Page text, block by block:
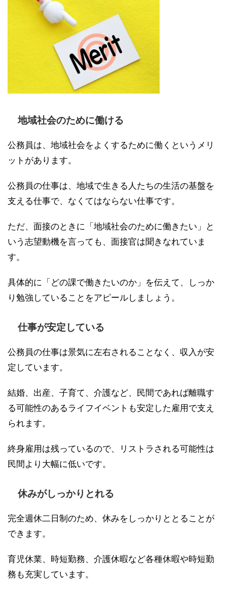
地域社会のために働ける
公務員は、地域社会をよくするために働くというメリ
ットがあります。
公務員の仕事は、地域で生きる人たちの生活の基盤を
支える仕事で、なくてはならない仕事です。
ただ、面接のときに「地域社会のために働きたい」と
いう志望動機を言っても、面接官は聞きなれていま
す。
具体的に「どの課で働きたいのか」を伝えて、しっか
り勉強していることをアピールしましょう。
仕事が安定している
公務員の仕事は景気に左右されることなく、収入が安
定しています。
結婚、出産、子育て、介護など、民間であれば離職す
る可能性のあるライフイベントも安定した雇用で支え
られます。
終身雇用は残っているので、リストラされる可能性は
民間より大幅に低いです。
休みがしっかりとれる
完全週休二日制のため、休みをしっかりととることが
できます。
育児休業、時短勤務、介護休暇など各種休暇や時短勤
務も充実しています。